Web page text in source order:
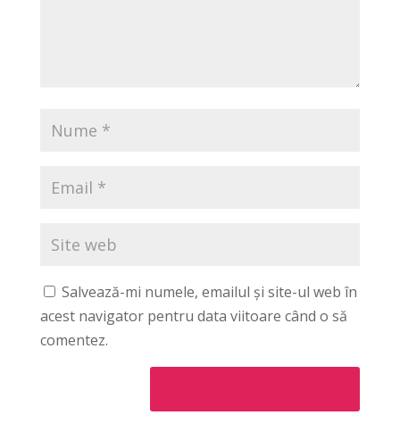
Salvează-mi numele, emailul și site-ul web în
acest navigator pentru data viitoare când o să
comentez.